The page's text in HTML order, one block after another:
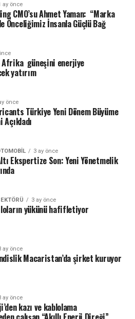
ay önce
CMO’su Ahmet Yaman: “Marka
Önceliğimiz İnsanla Güçlü Bağ
Afrika güneşini enerjiye
yatırım
önce
Türkiye Yeni Dönem Büyüme
3 ay önce
Ekspertize Son: Yeni Yönetmelik
3 ay önce
yükünü hafifletiyor
ay önce
Macaristan’da şirket kuruyor
ay önce
kazı ve kablolama